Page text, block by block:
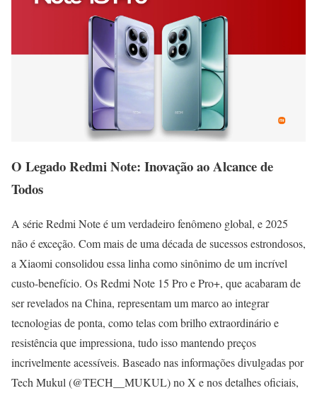
O Legado Redmi Note: Inovação ao Alcance de
Todos
A série Redmi Note é um verdadeiro fenômeno global, e 2025
não é exceção. Com mais de uma década de sucessos estrondosos,
a Xiaomi consolidou essa linha como sinônimo de um incrível
custo-benefício. Os Redmi Note 15 Pro e Pro+, que acabaram de
ser revelados na China, representam um marco ao integrar
tecnologias de ponta, como telas com brilho extraordinário e
resistência que impressiona, tudo isso mantendo preços
incrivelmente acessíveis. Baseado nas informações divulgadas por
Tech Mukul (@TECH__MUKUL) no X e nos detalhes oficiais,